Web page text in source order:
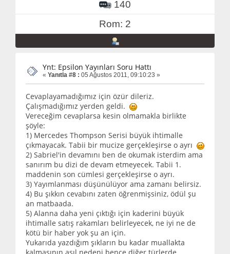
140
Rom: 2
Ynt: Epsilon Yayınları Soru Hattı
« Yanıtla #8 : 05 Ağustos 2011, 09:10:23 »
Cevaplayamadığımız için özür dileriz.
Çalışmadığımız yerden geldi.
Vereceğim cevaplarsa kesin olmamakla birlikte
şöyle:
1) Mercedes Thompson Serisi büyük ihtimalle
çıkmayacak. Tabii bir mucize gerçekleşirse o ayrı
2) Sabriel'in devamını ben de okumak isterdim ama
sanırım bu dizi de devam etmeyecek. Tabii 1.
maddenin son cümlesi gerçekleşirse o ayrı.
3) Yayımlanması düşünülüyor ama zamanı belirsiz.
4) Bu şıkkın cevabını zaten öğrenmişsiniz, ödül şu
an matbaada.
5) Alanna daha yeni çıktığı için kaderini büyük
ihtimalle satış rakamları belirleyecek, ne iyi ne de
kötü bir haber yok şu an için.
Yukarıda yazdığım şıkların bu kadar muallakta